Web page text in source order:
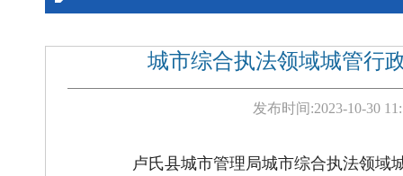
城市综合执法领域城管行
发布时间:2023-10-30
卢氏县城市管理局城市综合执法领域